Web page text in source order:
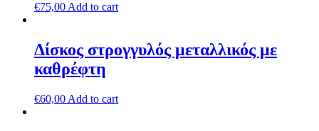
€75,00 Add to cart
Δίσκος στρογγυλός μεταλλικός με
καθρέφτη
€60,00 Add to cart